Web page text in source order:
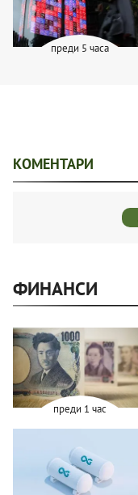
преди 5 часа
КОМЕНТАРИ
ФИНАНСИ
преди 1 час